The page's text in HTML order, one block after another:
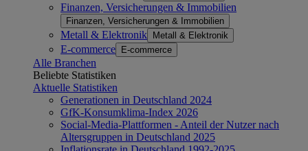
Finanzen, Versicherungen & Immobilien
Finanzen, Versicherungen & Immobilien
Metall & Elektronik Metall & Elektronik
E-commerce E-commerce
Alle Branchen
Beliebte Statistiken
Aktuelle Statistiken
Generationen in Deutschland 2024
GfK-Konsumklima-Index 2026
Social-Media-Plattformen - Anteil der Nutzer nach
Altersgruppen in Deutschland 2025